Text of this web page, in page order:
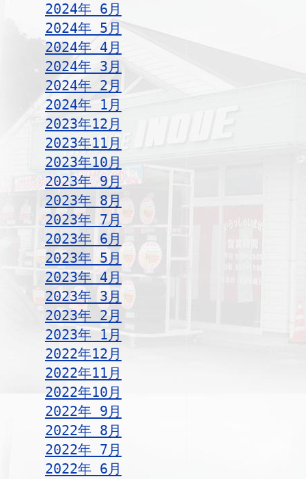
2024年 6月
2024年 5月
2024年 4月
2024年 3月
2024年 2月
2024年 1月
2023年12月
2023年11月
2023年10月
2023年 9月
2023年 8月
2023年 7月
2023年 6月
2023年 5月
2023年 4月
2023年 3月
2023年 2月
2023年 1月
2022年12月
2022年11月
2022年10月
2022年 9月
2022年 8月
2022年 7月
2022年 6月